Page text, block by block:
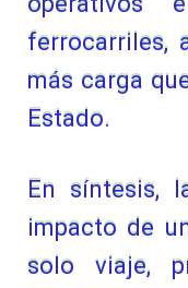
ferrocarriles,
más carga
Estado.
En síntesis,
impacto de
solo viaje,